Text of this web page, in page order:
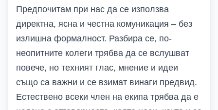
Предпочитам при нас да се използва
директна, ясна и честна комуникация – без
излишна формалност. Разбира се, по-
неопитните колеги трябва да се вслушват
повече, но техният глас, мнение и идеи
също са важни и се взимат винаги предвид.
Естествено всеки член на екипа трябва да е